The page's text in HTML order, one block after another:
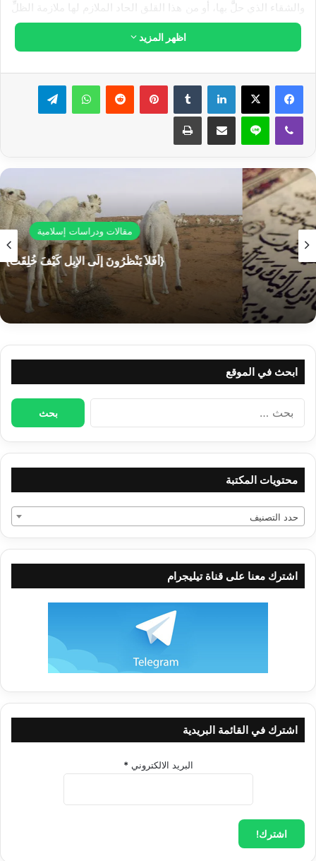
والشقاء الذي حلَّ بها، أو من هذا القلق الحاد الملازم لها ملازمة الظلِّ
لصاحبه، من هذا الضياع والضلال البعيد، ومن تلك المتاهات الفكرية
المتعاكسة والمتشابكة، التي منها يظنون أنهم سوف يتوصلون إلى
واحد، هو العودة إلى إقامة شريعة الله في أرضه قولاً وعملاً، وأخذها
بقوة.
فإن لم يفعلوا ولن يفعلوا! فلينظروا زلازل وبراكين وأعاصير مدمرة،
وأمراضاً فتاكة، كما وقع ويقع اليوم، وبعدها ينظرون ناراً تصهر الحديد
الصلب، وتُفتِّت الحجر الصَّلد، وما ذلك عن الظالمين ببعيد:{وَكَذَلِكَ
أَخْذُ رَبِّكَ إِذَا أَخَذَ الْقُرَى وَهِيَ ظَالِمَةٌ إِنَّ أَخْذَهُ أَلِيمٌ شَدِيدٌ}
الآية 102): هذا قانون، كل من سار بهذا السير، حق عليه الهلاك.
مقالات ذات صلة
﴿وَالذَّارِيَاتِ ذَرْوًا﴾
الاستعاذة بالله، التجاء واحتماء بقوي عزيز الجانب،
سبحانه وتعالى.
لقد ضرب لنا تعالى في كتابه العزيز الكثير
من القصص عن هلاك الأمم، التي تخلَّت
عن السنن الإلٓهية، واتَّبعت شرائع من وضع
أهوائها، وبين لنا الأسباب التي حالت بينهم
وبين الرجوع إلى دين الحق، ثم النتائج
المؤسفة التي انتهوا إليها.
وكان تعالى قبل هلاكهم يرسل إليهم نذيراً، يحذرهم من مغبة
المعتقدات لا تزيدهم إلا شقاء، ولا تزيدهم إلا بؤساً وابتعاداً عن منبع
السعادة الحقيقية، إلا أن دعوتهم غالباً ما كانت لتلقى إلا آذاناً صماء
وقلوباً غلفاً، ذلك لأن المادة قد أوصدت أبوابها على عقولهم،
إيمانهم يستعجلون:{...بِالسَّيِّئَةِ قَبْلَ الْحَسَنَةِ وَقَدْ خَلَتْ مِن قَبْلِهِمُ
تلك الأمم التي ساقها الله مُثلاً كافية من حيث الموعظة والعبرة، لمن
اظهر المزيد
لينكدإن بينتيريست واتساب تيلقرام
ڤايبر لاين مشاركة عبر البريد طباعة
مقالات ودراسات إسلامية
{أَفَلاَ يَنْظُرُونَ إِلَى الإِبِلِ كَيْفَ خُلِقَتْ}
ابحث في الموقع
البحث
محتويات المكتبة
حدد التصنيف
اشترك معنا على قناة تيليجرام
اشترك في القائمة البريدية
البريد الالكتروني *